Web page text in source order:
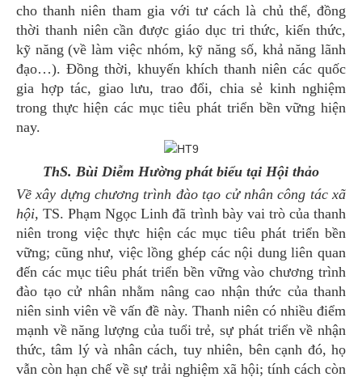
cho thanh niên tham gia với tư cách là chủ thể, đồng
thời thanh niên cần được giáo dục tri thức, kiến thức,
kỹ năng (về làm việc nhóm, kỹ năng số, khả năng lãnh
đạo…). Đồng thời, khuyến khích thanh niên các quốc
gia hợp tác, giao lưu, trao đổi, chia sẻ kinh nghiệm
trong thực hiện các mục tiêu phát triển bền vững hiện
nay.
ThS. Bùi Diễm Hường phát biểu tại Hội thảo
Về xây dựng chương trình đào tạo cử nhân công tác xã
hội, TS. Phạm Ngọc Linh đã trình bày vai trò của thanh
niên trong việc thực hiện các mục tiêu phát triển bền
vững; cũng như, việc lồng ghép các nội dung liên quan
đến các mục tiêu phát triển bền vững vào chương trình
đào tạo cử nhân nhằm nâng cao nhận thức của thanh
niên sinh viên về vấn đề này. Thanh niên có nhiều điểm
mạnh về năng lượng của tuổi trẻ, sự phát triển về nhận
thức, tâm lý và nhân cách, tuy nhiên, bên cạnh đó, họ
vẫn còn hạn chế về sự trải nghiệm xã hội; tính cách còn